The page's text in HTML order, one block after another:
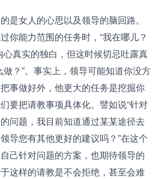
女人的心思以及领导的脑回路。
你能力范围的任务时，“我在哪儿？
心真实的独白，但这时候切忌吐露真
？”。事实上，领导可能知道你没方
事做好外，他更大的任务是挖掘你
要把请教事项具体化。譬如说“针对
问题，我目前知道通过某某途径去
导您有其他更好的建议吗？”在这个
己针对问题的方案，也期待领导的
这样的请教是不会拒绝，甚至会难